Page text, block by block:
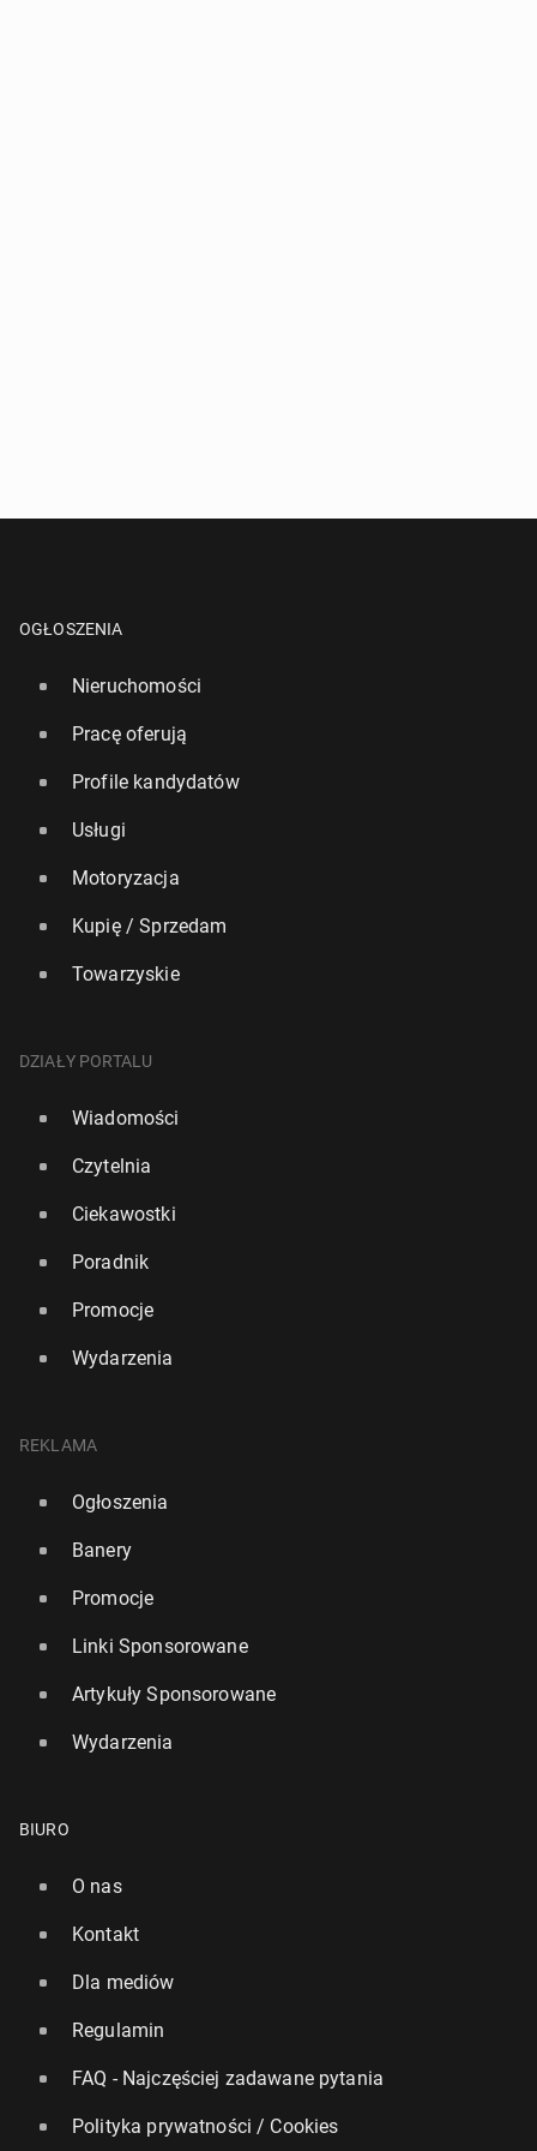
OGŁOSZENIA
Nieruchomości
Pracę oferują
Profile kandydatów
Usługi
Motoryzacja
Kupię / Sprzedam
Towarzyskie
DZIAŁY PORTALU
Wiadomości
Czytelnia
Ciekawostki
Poradnik
Promocje
Wydarzenia
REKLAMA
Ogłoszenia
Banery
Promocje
Linki Sponsorowane
Artykuły Sponsorowane
Wydarzenia
BIURO
O nas
Kontakt
Dla mediów
Regulamin
FAQ - Najczęściej zadawane pytania
Polityka prywatności / Cookies